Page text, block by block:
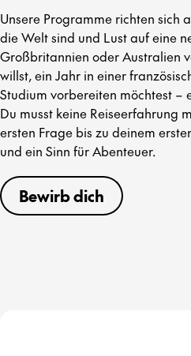
Unsere Programme richten sich
die Welt sind und Lust auf eine
Großbritannien oder Australien
willst, ein Jahr in einer
Studium vorbereiten möchtest –
Du musst keine Reiseerfahrung
ersten Frage bis zu deinem
und ein Sinn für Abenteuer.
Bewirb dich